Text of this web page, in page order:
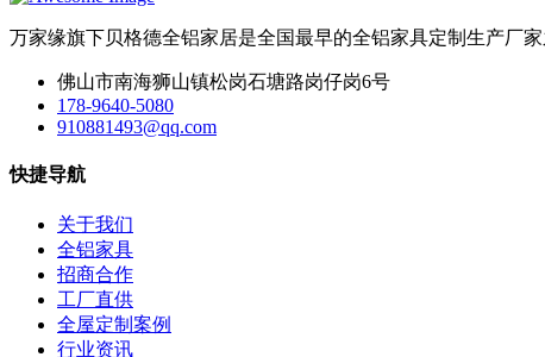
万家缘旗下贝格德全铝家居是全国最早的全铝家具定制生产厂
佛山市南海狮山镇松岗石塘路岗仔岗6号
178-9640-5080
910881493@qq.com
快捷导航
关于我们
全铝家具
招商合作
工厂直供
全屋定制案例
行业资讯